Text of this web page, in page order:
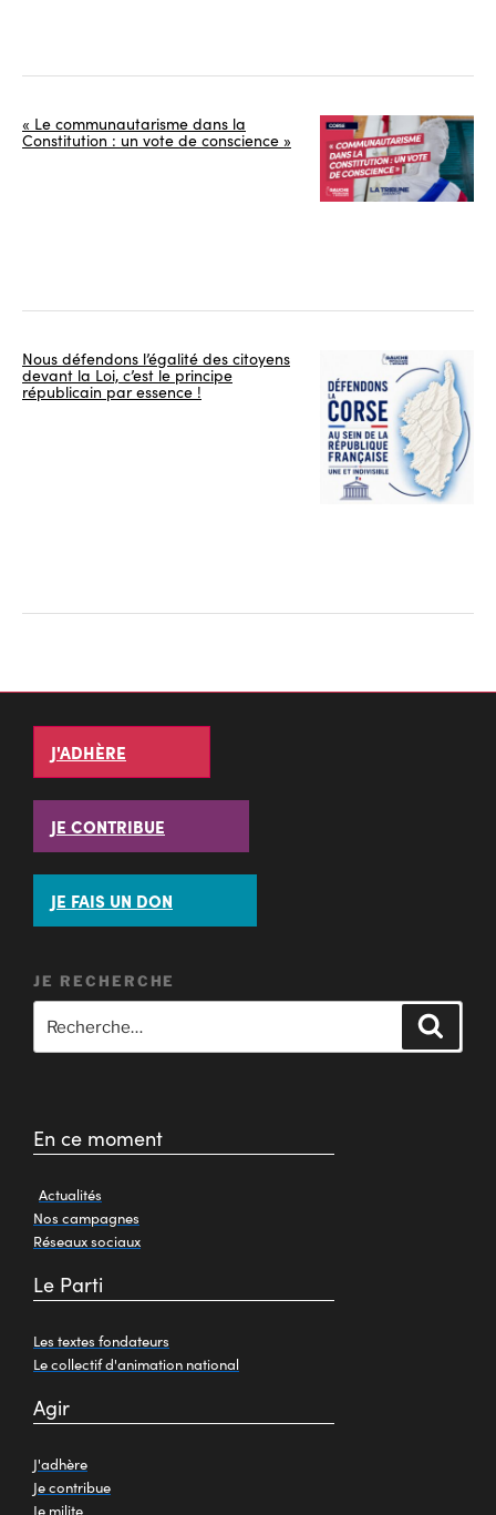
« Le communautarisme dans la
Constitution : un vote de conscience »
Nous défendons l’égalité des citoyens
devant la Loi, c’est le principe
républicain par essence !
J'ADHÈRE
JE CONTRIBUE
JE FAIS UN DON
JE RECHERCHE
En ce moment
Actualités
Nos campagnes
Réseaux sociaux
Le Parti
Les textes fondateurs
Le collectif d'animation national
Agir
J'adhère
Je contribue
Je milite